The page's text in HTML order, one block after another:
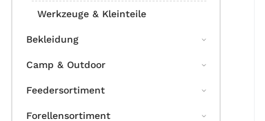
Werkzeuge & Kleinteile
Bekleidung
Camp & Outdoor
Feedersortiment
Forellensortiment